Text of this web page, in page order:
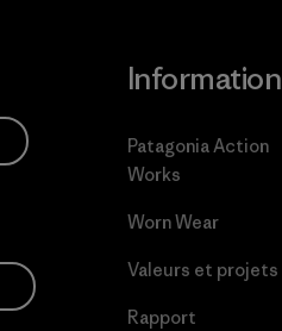
Information
Patagonia Action
Works
Worn Wear
Valeurs et projets
Rapport